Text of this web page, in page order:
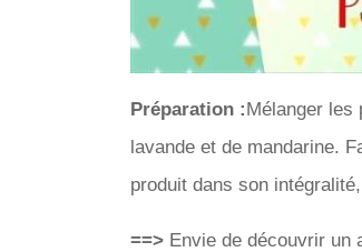
Préparation :Mélanger les
lavande et de mandarine.
produit dans son
==> Envie de découvrir un